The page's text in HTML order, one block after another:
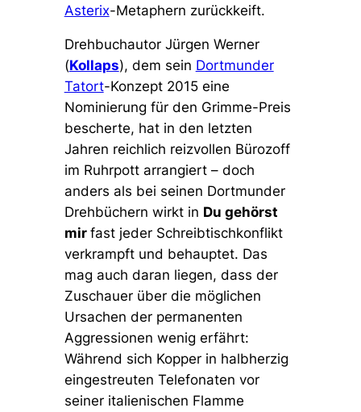
Asterix-Metaphern zurückkeift.
Drehbuchautor Jürgen Werner
(Kollaps), dem sein Dortmunder
Tatort-Konzept 2015 eine
Nominierung für den Grimme-Preis
bescherte, hat in den letzten
Jahren reichlich reizvollen Bürozoff
im Ruhrpott arrangiert – doch
anders als bei seinen Dortmunder
Drehbüchern wirkt in Du gehörst
mir fast jeder Schreibtischkonflikt
verkrampft und behauptet. Das
mag auch daran liegen, dass der
Zuschauer über die möglichen
Ursachen der permanenten
Aggressionen wenig erfährt:
Während sich Kopper in halbherzig
eingestreuten Telefonaten vor
seiner italienischen Flamme